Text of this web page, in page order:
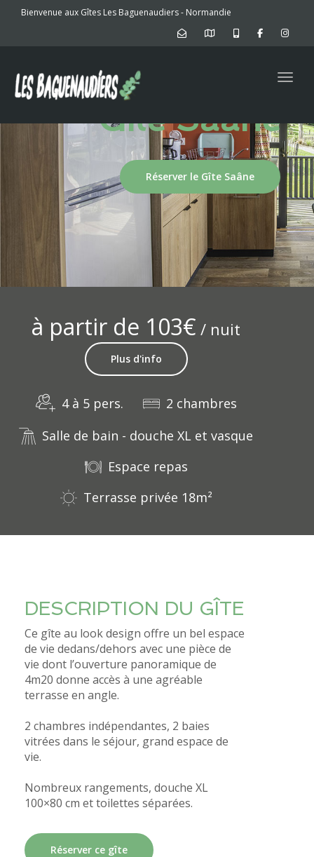
Bienvenue aux Gîtes Les Baguenaudiers - Normandie
Gîte Saâne
Réserver le Gîte Saâne
à partir de 103€ / nuit
Plus d'info
4 à 5 pers.
2 chambres
Salle de bain - douche XL et vasque
Espace repas
Terrasse privée 18m²
DESCRIPTION DU GÎTE
Ce gîte au look design offre un bel espace
de vie dedans/dehors avec une pièce de
vie dont l’ouverture panoramique de
4m20 donne accès à une agréable
terrasse en angle.
2 chambres indépendantes, 2 baies
vitrées dans le séjour, grand espace de
vie.
Nombreux rangements, douche XL
100×80 cm et toilettes séparées.
Réserver ce gîte